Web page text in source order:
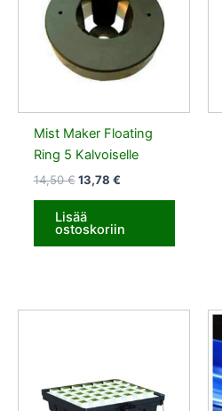
Mist Maker Floating
Ring 5 Kalvoiselle
14,50€ 13,78 €
Lisää
ostoskoriin